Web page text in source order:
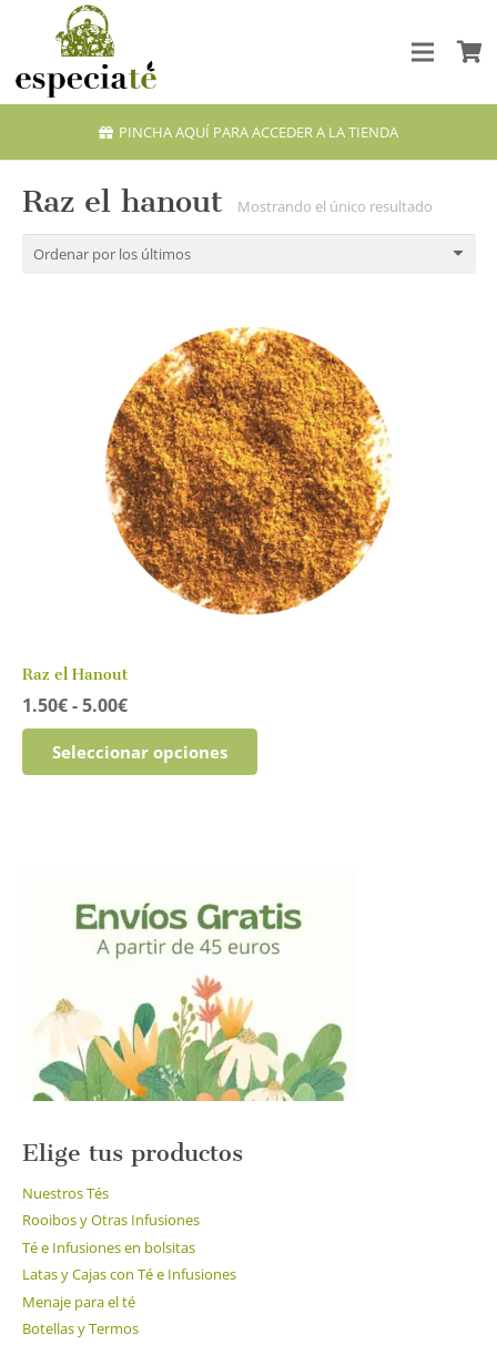
PINCHA AQUÍ PARA ACCEDER A LA TIENDA
Raz el hanout Mostrando el único resultado
Raz el Hanout
1.50€ - 5.00€Rango
de
precios:
desde
Seleccionar opciones
se
pueden
elegir
página
de
producto
Elige tus productos
Nuestros Tés
Rooibos y Otras Infusiones
Té e Infusiones en bolsitas
Latas y Cajas con Té e Infusiones
Menaje para el té
Botellas y Termos